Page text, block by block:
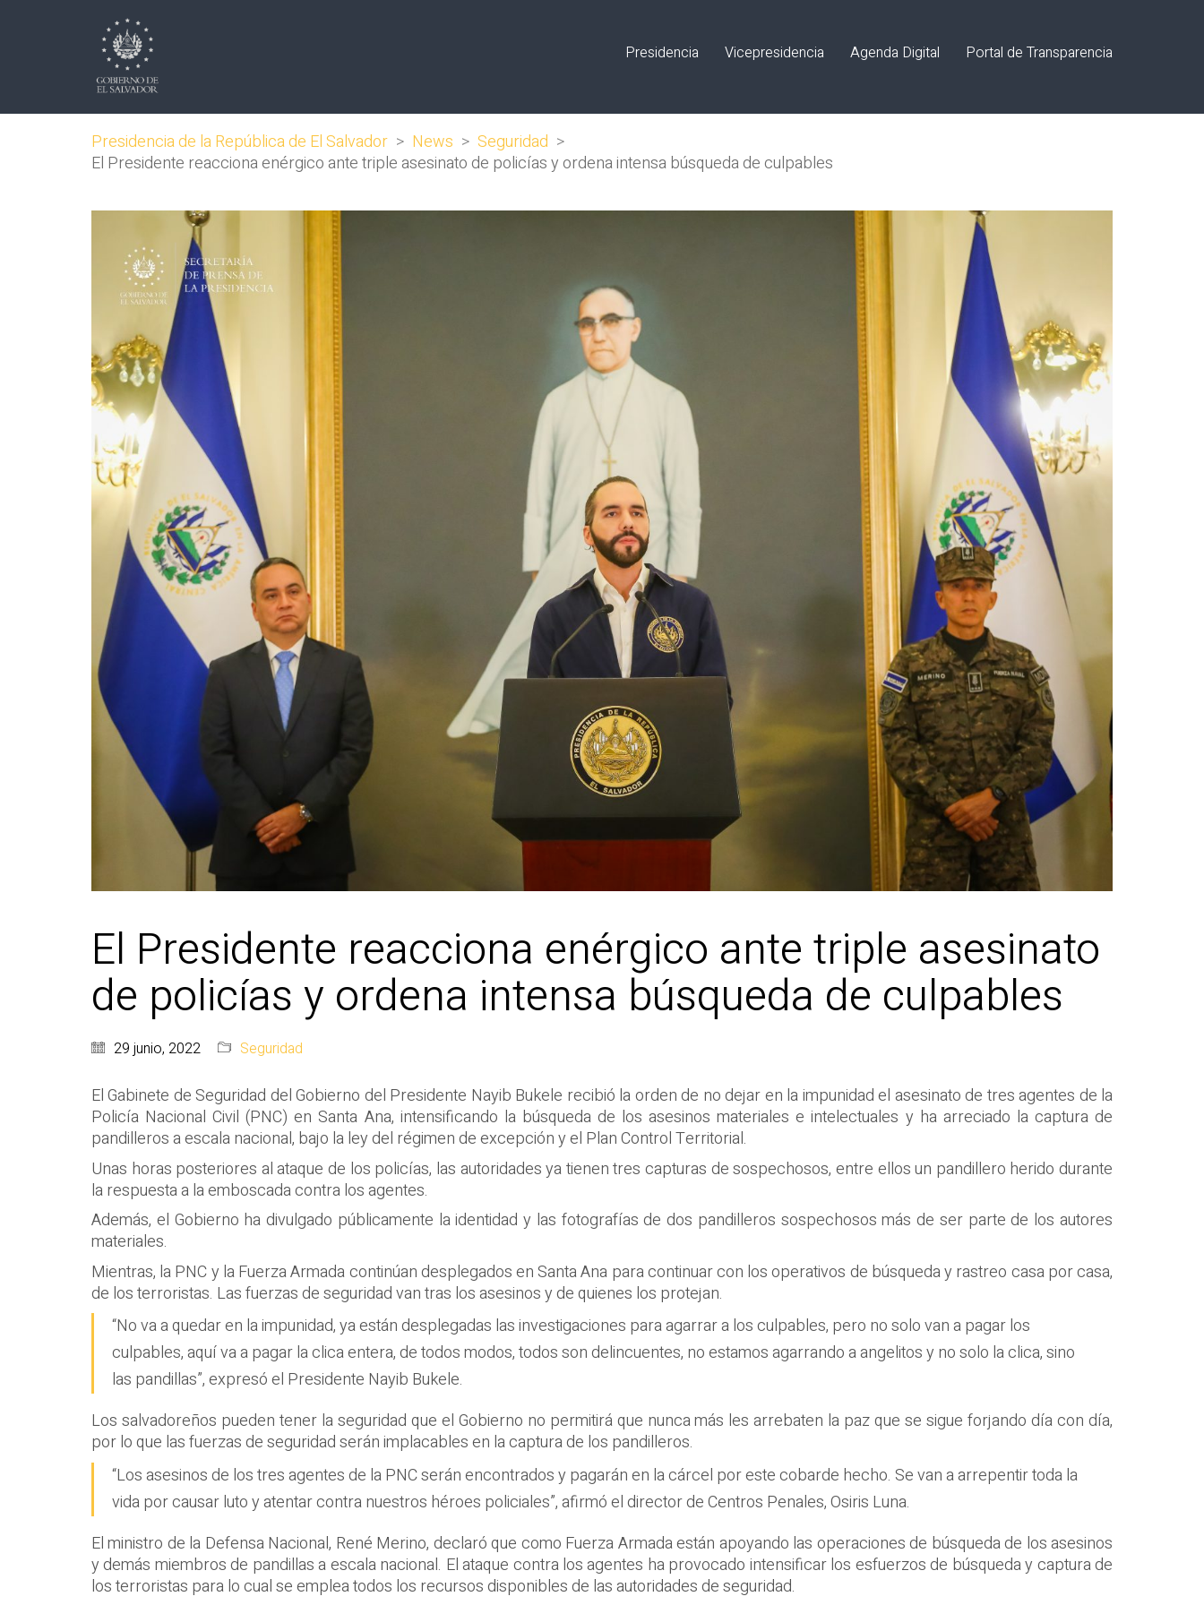
Presidencia Vicepresidencia Agenda Digital Portal de Transparencia
Presidencia de la República de El Salvador > News > Seguridad >
El Presidente reacciona enérgico ante triple asesinato de policías y ordena intensa búsqueda de culpables
El Presidente reacciona enérgico ante triple asesinato
de policías y ordena intensa búsqueda de culpables
29 junio, 2022 Seguridad
El Gabinete de Seguridad del Gobierno del Presidente Nayib Bukele recibió la orden de no dejar en la impunidad el asesinato de tres agentes de la
Policía Nacional Civil (PNC) en Santa Ana, intensificando la búsqueda de los asesinos materiales e intelectuales y ha arreciado la captura de
pandilleros a escala nacional, bajo la ley del régimen de excepción y el Plan Control Territorial.
Unas horas posteriores al ataque de los policías, las autoridades ya tienen tres capturas de sospechosos, entre ellos un pandillero herido durante
la respuesta a la emboscada contra los agentes.
Además, el Gobierno ha divulgado públicamente la identidad y las fotografías de dos pandilleros sospechosos más de ser parte de los autores
materiales.
Mientras, la PNC y la Fuerza Armada continúan desplegados en Santa Ana para continuar con los operativos de búsqueda y rastreo casa por casa,
de los terroristas. Las fuerzas de seguridad van tras los asesinos y de quienes los protejan.
“No va a quedar en la impunidad, ya están desplegadas las investigaciones para agarrar a los culpables, pero no solo van a pagar los
culpables, aquí va a pagar la clica entera, de todos modos, todos son delincuentes, no estamos agarrando a angelitos y no solo la clica, sino
las pandillas”, expresó el Presidente Nayib Bukele.
Los salvadoreños pueden tener la seguridad que el Gobierno no permitirá que nunca más les arrebaten la paz que se sigue forjando día con día,
por lo que las fuerzas de seguridad serán implacables en la captura de los pandilleros.
“Los asesinos de los tres agentes de la PNC serán encontrados y pagarán en la cárcel por este cobarde hecho. Se van a arrepentir toda la
vida por causar luto y atentar contra nuestros héroes policiales”, afirmó el director de Centros Penales, Osiris Luna.
El ministro de la Defensa Nacional, René Merino, declaró que como Fuerza Armada están apoyando las operaciones de búsqueda de los asesinos
y demás miembros de pandillas a escala nacional. El ataque contra los agentes ha provocado intensificar los esfuerzos de búsqueda y captura de
los terroristas para lo cual se emplea todos los recursos disponibles de las autoridades de seguridad.